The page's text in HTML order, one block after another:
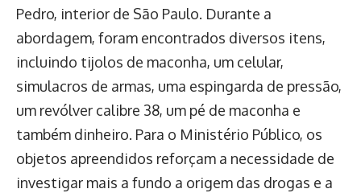
Pedro, interior de São Paulo. Durante a
abordagem, foram encontrados diversos itens,
incluindo tijolos de maconha, um celular,
simulacros de armas, uma espingarda de pressão,
um revólver calibre 38, um pé de maconha e
também dinheiro. Para o Ministério Público, os
objetos apreendidos reforçam a necessidade de
investigar mais a fundo a origem das drogas e a